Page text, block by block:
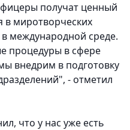
получат ценный
в миротворческих
международной среде.
процедуры в сфере
внедрим в подготовку
- отметил
что у нас уже есть